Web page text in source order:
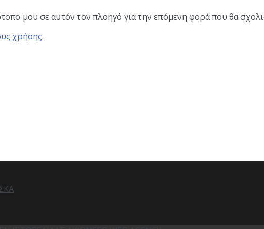
μου σε αυτόν τον πλοηγό για την επόμενη φορά που θα
χρήσης.